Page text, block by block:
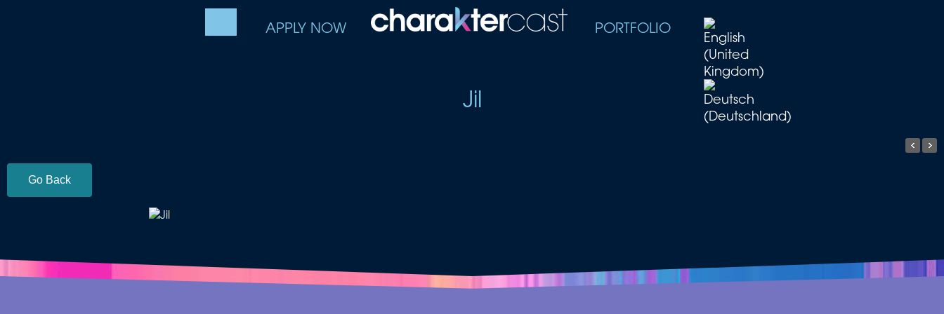
APPLY NOW PORTFOLIO
Jil
Go Back